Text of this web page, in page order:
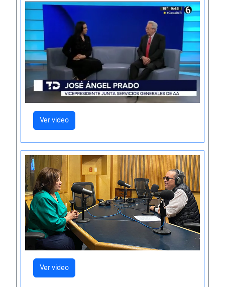
Ver video
Ver video